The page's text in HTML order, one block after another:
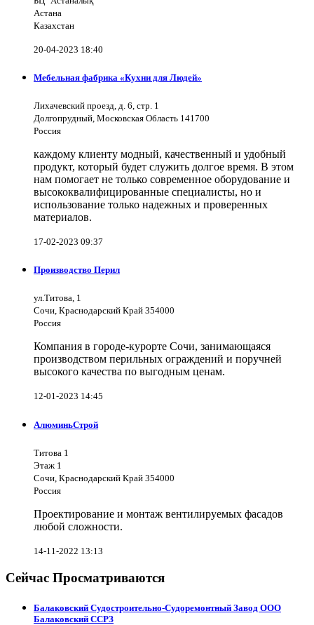
Астана
Казахстан
20-04-2023 18:40
Мебельная фабрика «Кухни для Людей»
Лихачевский проезд, д. 6, стр. 1
Долгопрудный, Московская Область 141700
Россия
каждому клиенту модный, качественный и удобный
продукт, который будет служить долгое время. В этом
нам помогает не только современное оборудование и
высококвалифицированные специалисты, но и
использование только надежных и проверенных
материалов.
17-02-2023 09:37
Производство Перил
ул.Титова, 1
Сочи, Краснодарский Край 354000
Россия
Компания в городе-курорте Сочи, занимающаяся
производством перильных ограждений и поручней
высокого качества по выгодным ценам.
12-01-2023 14:45
АлюминьСтрой
Титова 1
Этаж 1
Сочи, Краснодарский Край 354000
Россия
Проектирование и монтаж вентилируемых фасадов
любой сложности.
14-11-2022 13:13
Сейчас Просматриваются
Балаковский Судостроительно-Судоремонтный Завод ООО
Балаковский ССРЗ